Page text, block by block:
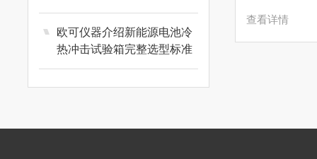
核心区别
欧可仪器介绍新能源电池冷
热冲击试验箱完整选型标准
查看详情